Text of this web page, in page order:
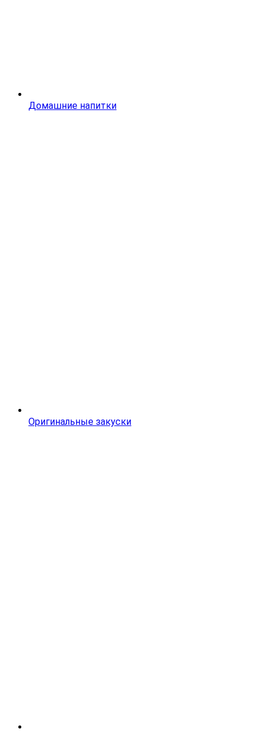
Домашние напитки
Оригинальные закуски